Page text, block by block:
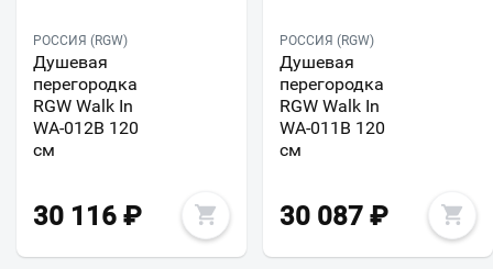
РОССИЯ (RGW)
Душевая
перегородка
RGW Walk In
WA-012B 120
см
30 116 ₽
РОССИЯ (RGW)
Душевая
перегородка
RGW Walk In
WA-011B 120
см
30 087 ₽